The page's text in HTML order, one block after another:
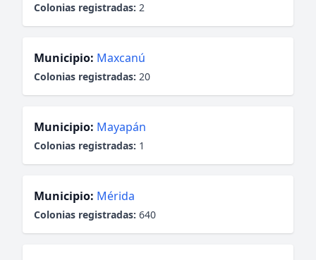
Colonias registradas: 2
Municipio: Maxcanú
Colonias registradas: 20
Municipio: Mayapán
Colonias registradas: 1
Municipio: Mérida
Colonias registradas: 640